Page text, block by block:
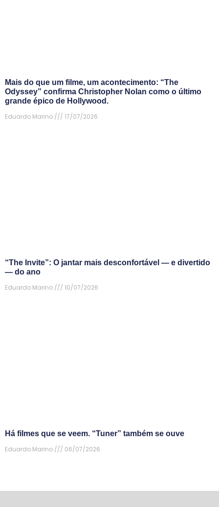
Mais do que um filme, um acontecimento: “The
Odyssey” confirma Christopher Nolan como o último
grande épico de Hollywood.
Eduardo Marino
17/07/2026
“The Invite”: O jantar mais desconfortável — e divertido
— do ano
Eduardo Marino
10/07/2026
Há filmes que se veem. “Tuner” também se ouve
Eduardo Marino
06/07/2026